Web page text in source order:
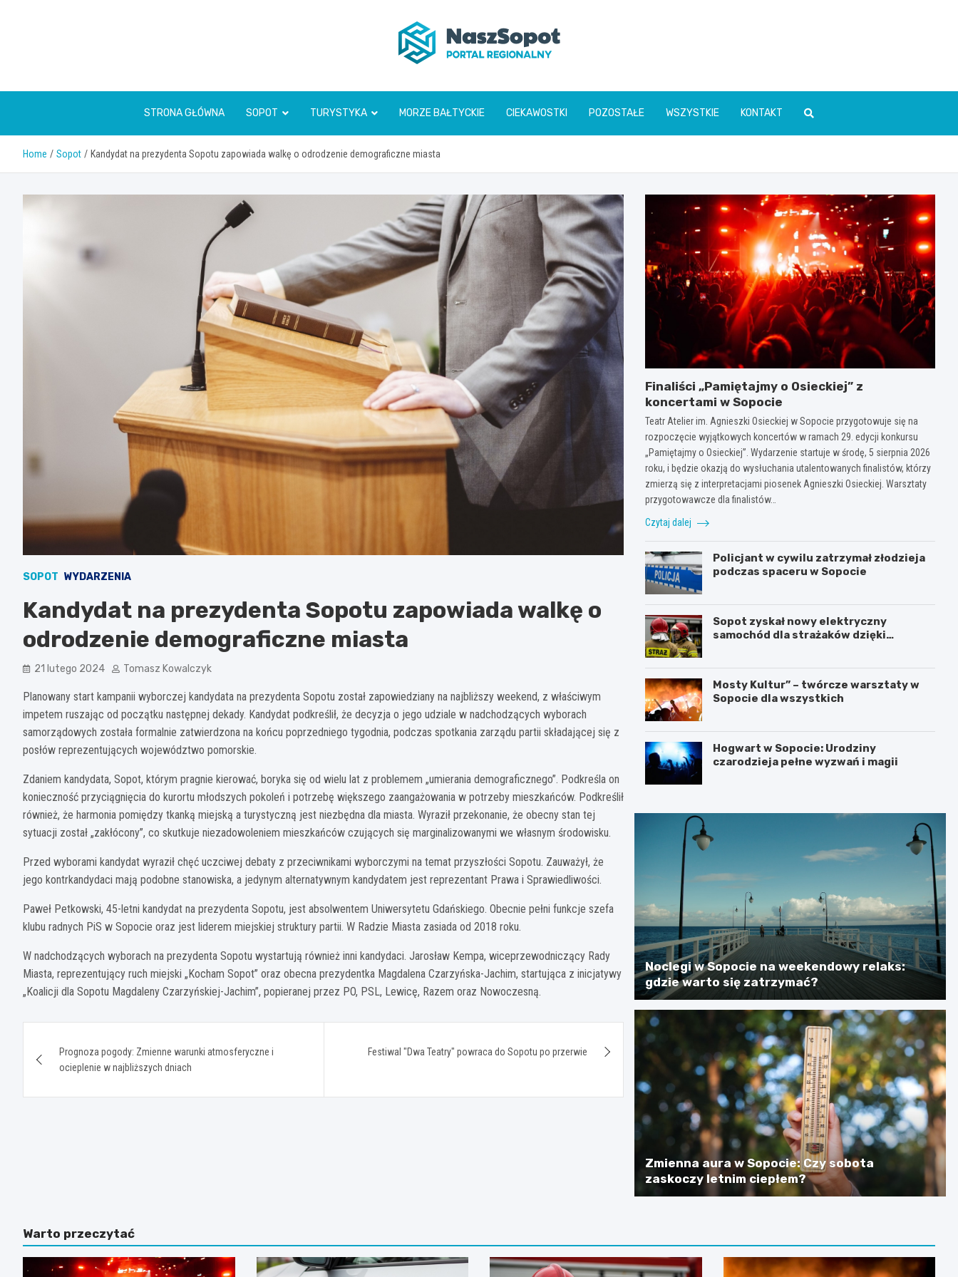
www.naszsopot.pl
STRONA GŁÓWNA SOPOT TURYSTYKA MORZE BAŁTYCKIE CIEKAWOSTKI POZOSTAŁE WSZYSTKIE KONTAKT
Home Sopot Kandydat na prezydenta Sopotu zapowiada walkę o odrodzenie demograficzne miasta
SOPOT WYDARZENIA
Kandydat na prezydenta Sopotu zapowiada walkę o
odrodzenie demograficzne miasta
21 lutego 2024 Tomasz Kowalczyk
Planowany start kampanii wyborczej kandydata na prezydenta Sopotu został zapowiedziany na najbliższy weekend, z właściwym
impetem ruszając od początku następnej dekady. Kandydat podkreślił, że decyzja o jego udziale w nadchodzących wyborach
samorządowych została formalnie zatwierdzona na końcu poprzedniego tygodnia, podczas spotkania zarządu partii składającej się z
posłów reprezentujących województwo pomorskie.
Zdaniem kandydata, Sopot, którym pragnie kierować, boryka się od wielu lat z problemem „umierania demograficznego”. Podkreśla on
konieczność przyciągnięcia do kurortu młodszych pokoleń i potrzebę większego zaangażowania w potrzeby mieszkańców. Podkreślił
również, że harmonia pomiędzy tkanką miejską a turystyczną jest niezbędna dla miasta. Wyraził przekonanie, że obecny stan tej
sytuacji został „zakłócony”, co skutkuje niezadowoleniem mieszkańców czujących się marginalizowanymi we własnym środowisku.
Przed wyborami kandydat wyraził chęć uczciwej debaty z przeciwnikami wyborczymi na temat przyszłości Sopotu. Zauważył, że
jego kontrkandydaci mają podobne stanowiska, a jedynym alternatywnym kandydatem jest reprezentant Prawa i Sprawiedliwości.
Paweł Petkowski, 45-letni kandydat na prezydenta Sopotu, jest absolwentem Uniwersytetu Gdańskiego. Obecnie pełni funkcje szefa
klubu radnych PiS w Sopocie oraz jest liderem miejskiej struktury partii. W Radzie Miasta zasiada od 2018 roku.
W nadchodzących wyborach na prezydenta Sopotu wystartują również inni kandydaci. Jarosław Kempa, wiceprzewodniczący Rady
Miasta, reprezentujący ruch miejski „Kocham Sopot” oraz obecna prezydentka Magdalena Czarzyńska-Jachim, startująca z inicjatywy
„Koalicji dla Sopotu Magdaleny Czarzyńskiej-Jachim”, popieranej przez PO, PSL, Lewicę, Razem oraz Nowoczesną.
wpisuPrognoza pogody: Zmienne warunki atmosferyczne i
ocieplenie w najbliższych dniach
Festiwal "Dwa Teatry" powraca do Sopotu po przerwie
Finaliści „Pamiętajmy o Osieckiej” z
koncertami w Sopocie
Teatr Atelier im. Agnieszki Osieckiej w Sopocie przygotowuje się na
rozpoczęcie wyjątkowych koncertów w ramach 29. edycji konkursu
„Pamiętajmy o Osieckiej”. Wydarzenie startuje w środę, 5 sierpnia 2026
roku, i będzie okazją do wysłuchania utalentowanych finalistów, którzy
zmierzą się z interpretacjami piosenek Agnieszki Osieckiej. Warsztaty
przygotowawcze dla finalistów…
Czytaj dalej
Policjant w cywilu zatrzymał złodzieja
podczas spaceru w Sopocie
Sopot zyskał nowy elektryczny
samochód dla strażaków dzięki
Mosty Kultur” – twórcze warsztaty w
Sopocie dla wszystkich
Hogwart w Sopocie: Urodziny
czarodzieja pełne wyzwań i magii
Noclegi w Sopocie na weekendowy relaks:
gdzie warto się zatrzymać?
Zmienna aura w Sopocie: Czy sobota
zaskoczy letnim ciepłem?
Warto przeczytać